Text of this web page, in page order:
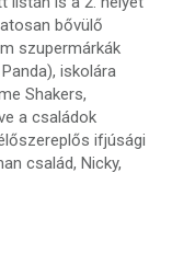
bővülő
szupermárkák
iskolára
Shakers,
a családok
ifjúsági
család, Nicky,